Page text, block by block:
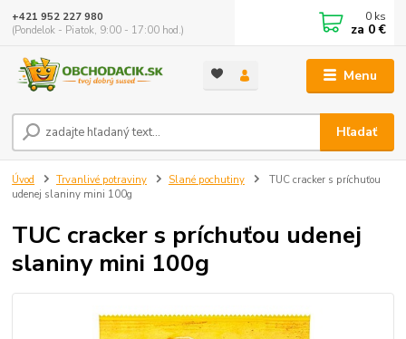
Menu
Hľadať
+421 952 227 980
(Pondelok - Piatok, 9:00 - 17:00 hod.)
0 ks
za 0 €
Úvod Trvanlivé potraviny Slané pochutiny
TUC cracker s príchuťou
udenej slaniny mini 100g
TUC cracker s príchuťou udenej
slaniny mini 100g